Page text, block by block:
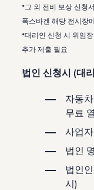
*그 외 전비 보상 신청
폭스바겐 해당 전시장
*대리인 신청 시 위임
추가 제출 필요
법인 신청시 (대
자동
무료
사업
법인
법인
시)